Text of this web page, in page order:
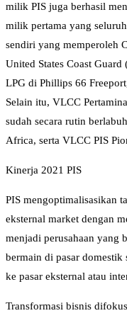
milik PIS juga berhasil
milik pertama yang
sendiri yang memperoleh
United States Coast
LPG di Phillips 66
Selain itu, VLCC
sudah secara rutin
Africa, serta VLCC PIS
Kinerja 2021 PIS
PIS mengoptimalisasikan
eksternal market dengan
menjadi perusahaan yang
bermain di pasar domestik
ke pasar eksternal atau
Transformasi bisnis